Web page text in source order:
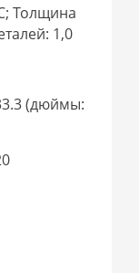
Толщина
1,0
(дюймы: